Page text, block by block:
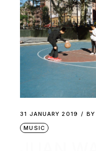
31 JANUARY 2019 BY
MUSIC